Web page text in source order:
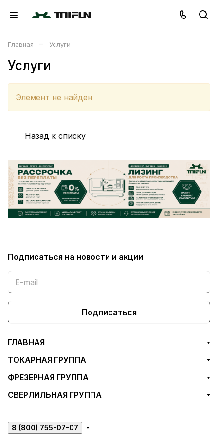
Главная – Услуги
Услуги
Элемент не найден
Назад к списку
Подписаться на новости и акции
Подписаться
ГЛАВНАЯ
ТОКАРНАЯ ГРУППА
ФРЕЗЕРНАЯ ГРУППА
СВЕРЛИЛЬНАЯ ГРУППА
8 (800) 755-07-07